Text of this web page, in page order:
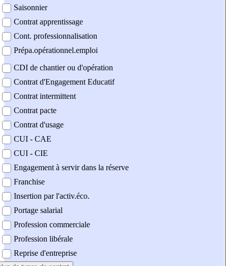
Saisonnier
Contrat apprentissage
Cont. professionnalisation
Prépa.opérationnel.emploi
CDI de chantier ou d'opération
Contrat d'Engagement Educatif
Contrat intermittent
Contrat pacte
Contrat d'usage
CUI - CAE
CUI - CIE
Engagement à servir dans la réserve
Franchise
Insertion par l'activ.éco.
Portage salarial
Profession commerciale
Profession libérale
Reprise d'entreprise